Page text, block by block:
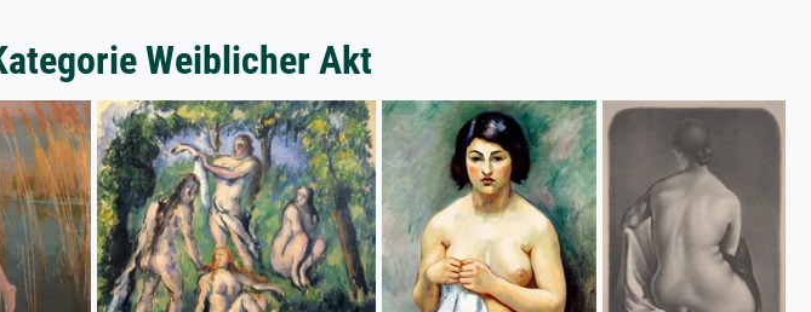
Weiblicher Akt